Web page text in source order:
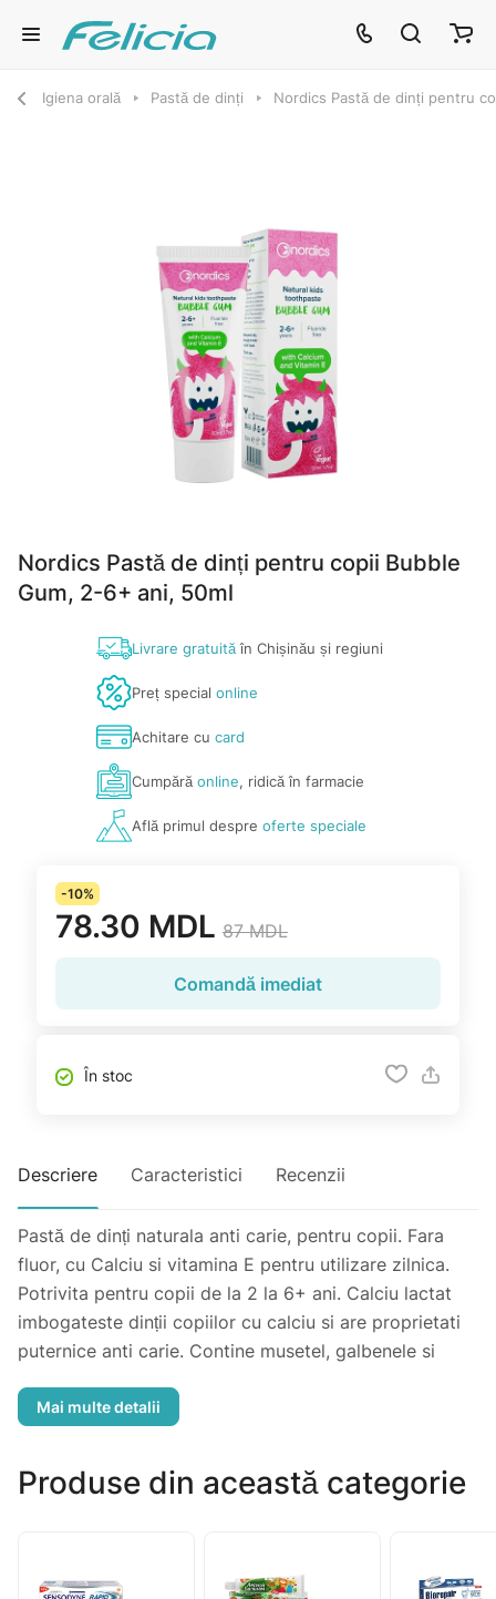
Igiena orală Pastă de dinți Nordics Pastă de dinți pentru
Nordics Pastă de dinți pentru copii Bubble
Gum, 2-6+ ani, 50ml
Livrare gratuităîn Chișinău și regiuni
Preț special online
Achitare cu card
Cumpărăonline, ridică în farmacie
Află primul despre oferte speciale
-10%
78.30 MDL 87 MDL
Comandă imediat
În stoc
Descriere Caracteristici Recenzii
Pastă de dinți naturala anti carie, pentru copii. Fara
fluor, cu Calciu si vitamina E pentru utilizare zilnica.
Potrivita pentru copii de la 2 la 6+ ani. Calciu lactat
imbogateste dinții copiilor cu calciu si are proprietati
puternice anti carie. Contine musetel, galbenele si
dezvoltata de stomatology pentru a crea un produs
Produse din această categorie